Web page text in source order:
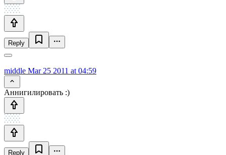
Reply
middle Mar 25 2011 at 04:59
Аннигилировать :)
Reply